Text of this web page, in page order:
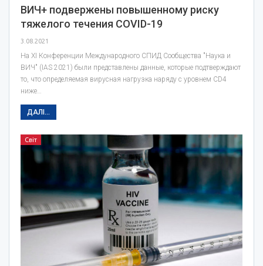
ВИЧ+ подвержены повышенному риску
тяжелого течения COVID-19
3.08.2021
На XI Конференции Международного СПИД Сообщества "Наука и
ВИЧ" (IAS 2021) были представлены данные, которые подтверждают
то, что определяемая вирусная нагрузка наряду с уровнем CD4
ниже…
ДАЛІ...
Світ